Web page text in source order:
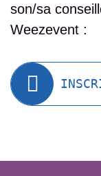
son/sa
Weezevent :